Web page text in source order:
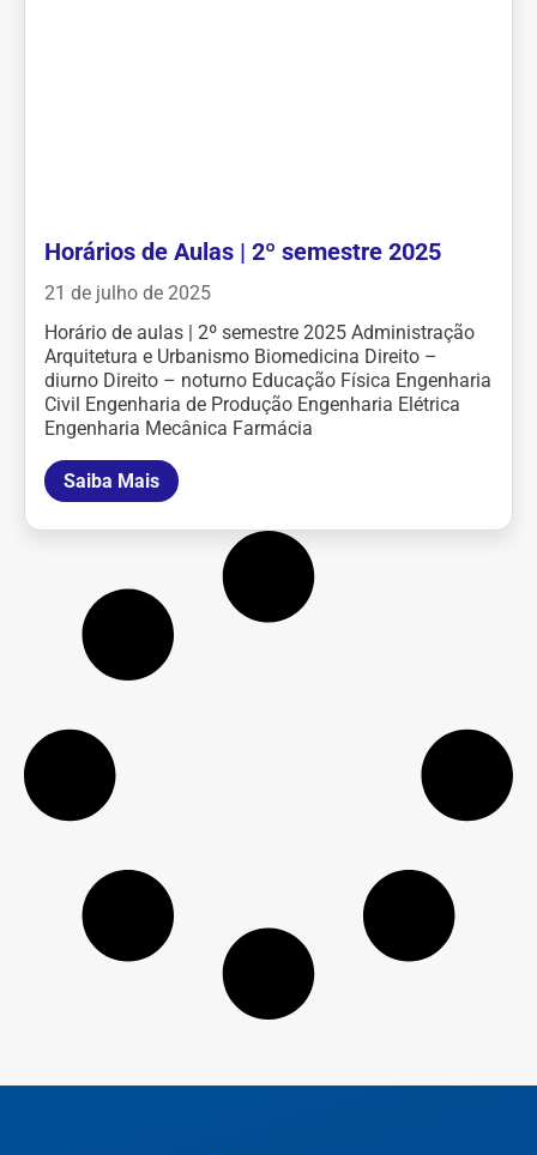
Horários de Aulas | 2º semestre 2025
21 de julho de 2025
Horário de aulas | 2º semestre 2025 Administração
Arquitetura e Urbanismo Biomedicina Direito –
diurno Direito – noturno Educação Física Engenharia
Civil Engenharia de Produção Engenharia Elétrica
Engenharia Mecânica Farmácia
Saiba Mais